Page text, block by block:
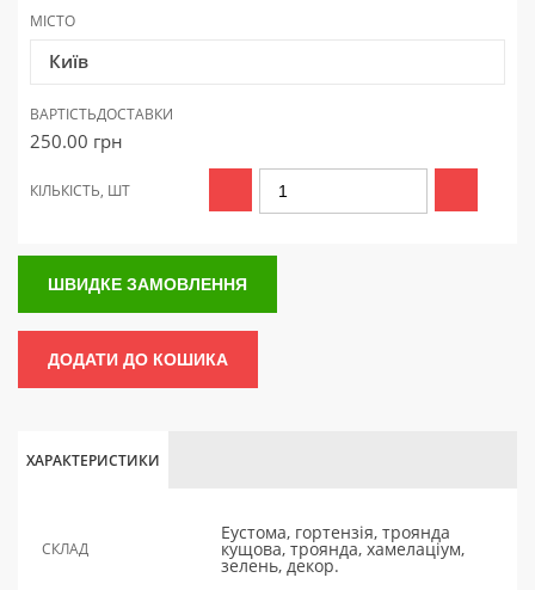
МІСТО
Київ
ВАРТІСТЬДОСТАВКИ
250.00 грн
КІЛЬКІСТЬ, ШТ
ШВИДКЕ ЗАМОВЛЕННЯ
ДОДАТИ ДО КОШИКА
ХАРАКТЕРИСТИКИ
СКЛАД
Еустома, гортензія, троянда
кущова, троянда, хамелаціум,
зелень, декор.